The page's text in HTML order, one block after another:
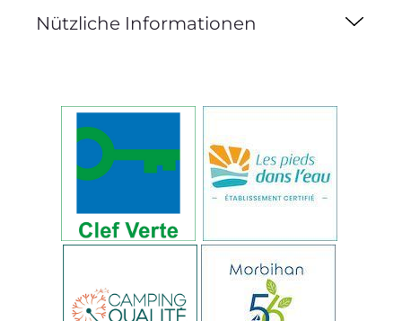
Nützliche Informationen